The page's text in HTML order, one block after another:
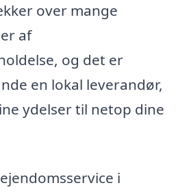
over mange
af
og det er
en lokal leverandør,
ydelser til netop dine
i